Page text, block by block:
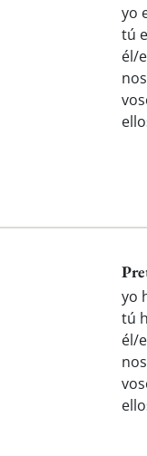
yo
tú
él/
yo
tú
él/